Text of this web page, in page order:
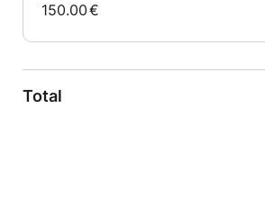
150.00€
Total